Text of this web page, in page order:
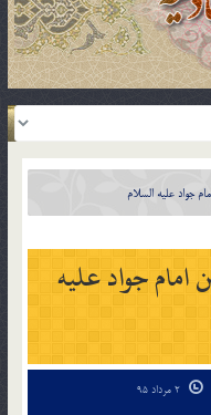
جواد علیه السلام
جواد علیه